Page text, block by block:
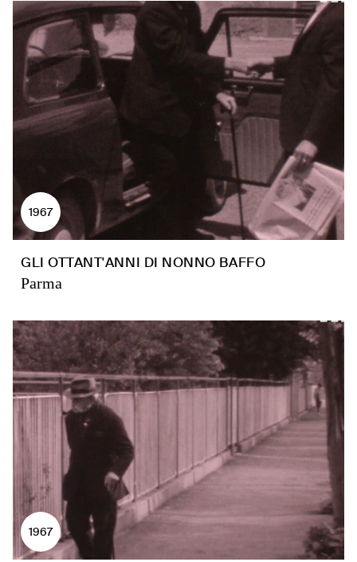
1967
GLI OTTANT'ANNI DI NONNO BAFFO
Parma
1967